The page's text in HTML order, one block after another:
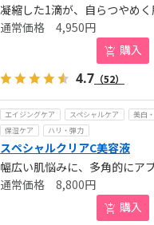
凝縮した1滴が、自らつやめく
4,950円
購入
4.7 （52）
エイジングケア スペシャルケア 美白
保湿ケア
ハリ・弾力
スペシャルクリアC美容液
幅広い肌悩みに、多角的にア
8,800円
購入